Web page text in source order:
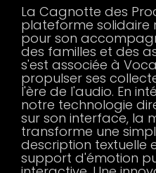
La Cagnotte des
plateforme solidaire
pour son
des familles et des
s'est associée à
propulser ses
l'ère de l'audio. En
notre technologie
sur son interface, la
transforme une
description textuelle
support d'émotion